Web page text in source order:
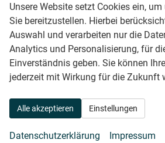
E-mail: info@roeschke-
Bürostunden
Montag bis Donnerstag
09:00 – 12:00 und 13:00 – 17:00
09:00 – 12:00 und 13:00 – 16:00
B2B-Händler
Unsere Website setzt Cookies ein,
Sie bereitzustellen. Hierbei
Auswahl und verarbeiten nur die
Analytics und Personalisierung, für
Einverständnis geben. Sie können
jederzeit mit Wirkung für die Zukunft
Alle akzeptieren Einstellungen
Datenschutzerklärung Impressum